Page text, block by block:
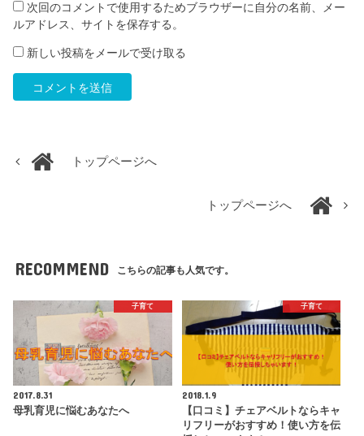
次回のコメントで使用するためブラウザーに自分の名前、メー
ルアドレス、サイトを保存する。
新しい投稿をメールで受け取る
トップページへ
トップページへ
RECOMMEND こちらの記事も人気です。
子育て
2017.8.31
母乳育児に悩むあなたへ
子育て
2018.1.9
【口コミ】チェアベルトならキャ
リフリーがおすすめ！使い方を伝